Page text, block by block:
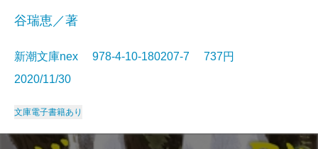
谷瑞恵／著
新潮文庫nex 978-4-10-180207-7 737円
2020/11/30
文庫電子書籍あり